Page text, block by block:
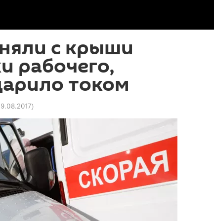
с крыши
рабочего,
током
)